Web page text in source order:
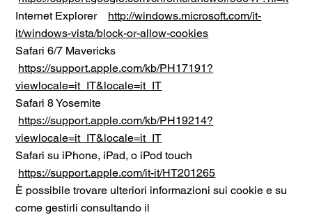
Internet Explorer http://windows.microsoft.com/it-
it/windows-vista/block-or-allow-cookies
Safari 6/7 Mavericks
https://support.apple.com/kb/PH17191?
viewlocale=it_IT&locale=it_IT
Safari 8 Yosemite
https://support.apple.com/kb/PH19214?
viewlocale=it_IT&locale=it_IT
Safari su iPhone, iPad, o iPod touch
https://support.apple.com/it-it/HT201265
È possibile trovare ulteriori informazioni sui cookie e su
come gestirli consultando il